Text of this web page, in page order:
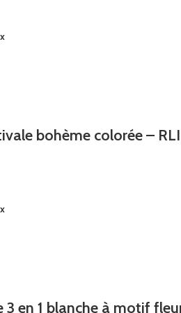
bohème colorée –
en 1 blanche à motif